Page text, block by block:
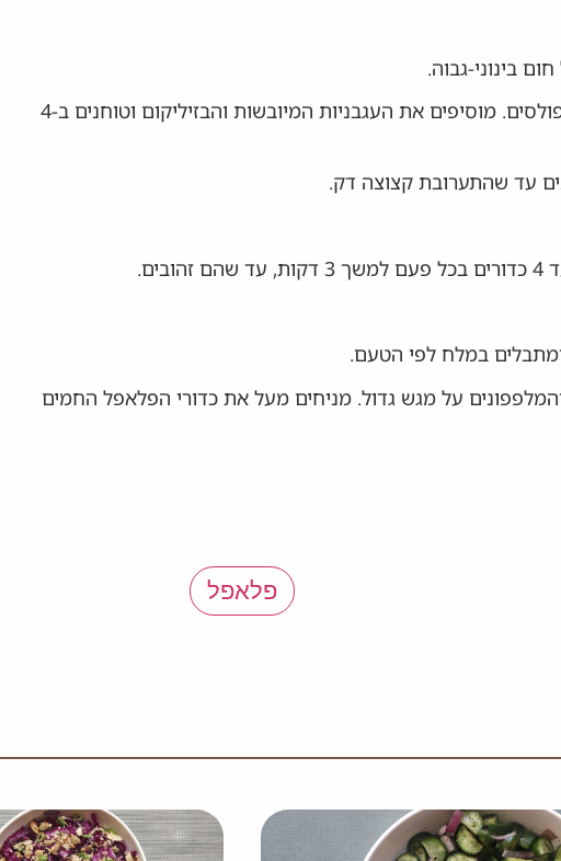
בינוני-גבוה.
במעבד מזון, טוחנים את הבצל והשום ב-4 עד 5 פולסים. מוסיפים את העגבניות המיובשות והבזיליקום וטוחנים ב-4
עד שהתערובת קצוצה דק.
ומתבלים במלח לפי הטעם.
על מגש גדול. מניחים מעל את כדורי הפלאפל החמים
פלאפל